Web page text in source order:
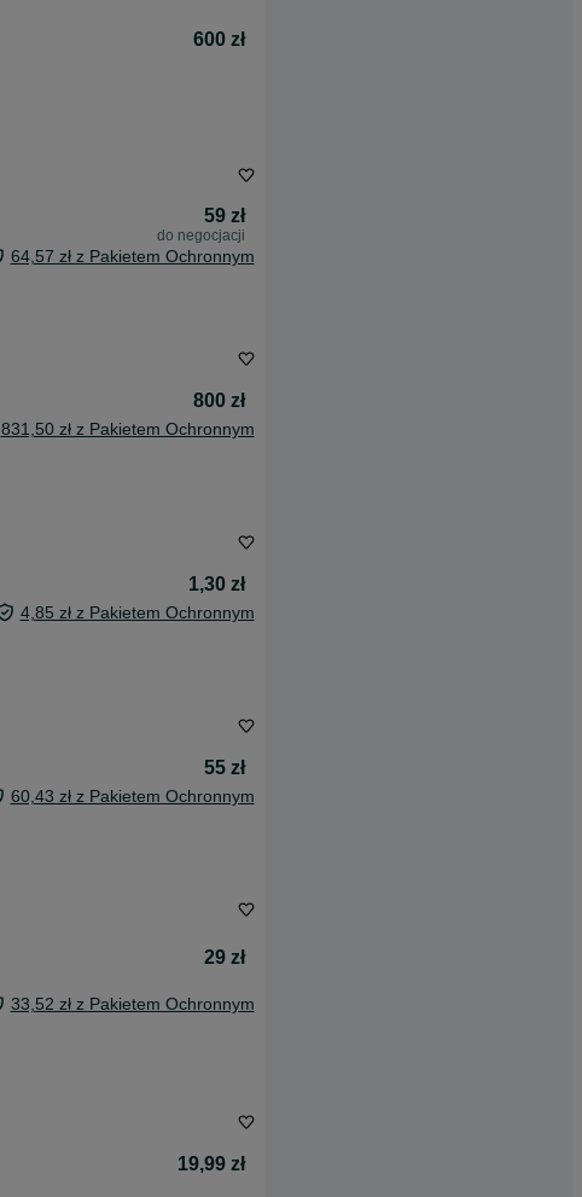
600 zł
59 zł
do negocjacji
64,57 zł z Pakietem Ochronnym
800 zł
831,50 zł z Pakietem Ochronnym
1,30 zł
4,85 zł z Pakietem Ochronnym
55 zł
60,43 zł z Pakietem Ochronnym
29 zł
33,52 zł z Pakietem Ochronnym
19,99 zł